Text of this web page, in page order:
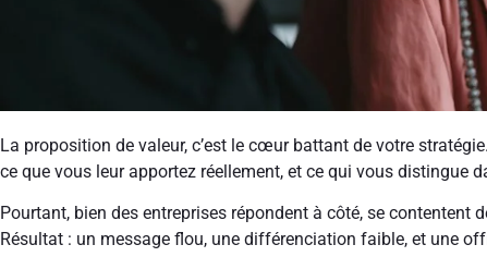
La proposition de valeur, c’est le cœur battant de votre
ce que vous leur apportez réellement, et ce qui vous distingue
Pourtant, bien des entreprises répondent à côté, se contentent
Résultat : un message flou, une différenciation faible, et une